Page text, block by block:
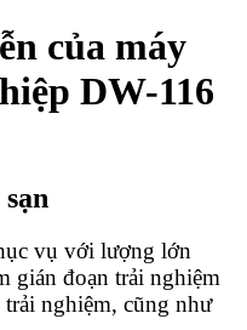
của máy
DW-116
vụ với lượng lớn
gián đoạn trải nghiệm
trải nghiệm, cũng như